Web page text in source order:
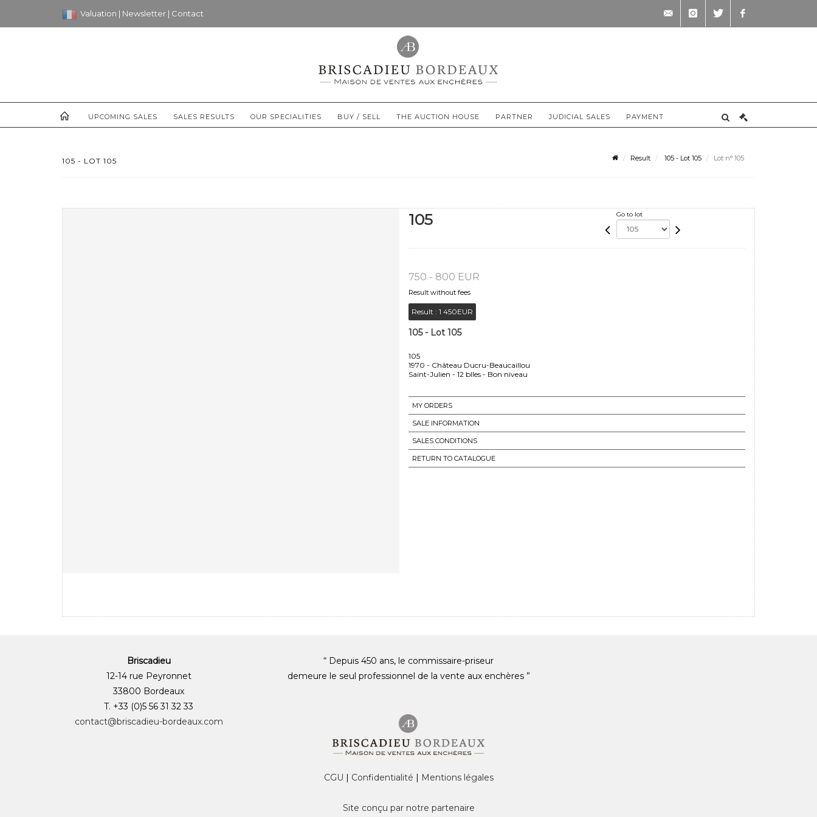
Valuation | Newsletter | Contact
UPCOMING SALES SALES RESULTS OUR SPECIALITIES BUY / SELL THE AUCTION HOUSE PARTNER JUDICIAL SALES PAYMENT
105 - LOT 105 Result 105 - Lot 105 Lot n° 105
105 Go to lot
750 - 800 EUR
Result without fees
Result : 1 450EUR
105 - Lot 105
105
1970 - Château Ducru-Beaucaillou
Saint-Julien - 12 blles - Bon niveau
MY ORDERS
SALE INFORMATION
SALES CONDITIONS
RETURN TO CATALOGUE
Briscadieu
12-14 rue Peyronnet
33800 Bordeaux
T. +33 (0)5 56 31 32 33
contact@briscadieu-bordeaux.com
“ Depuis 450 ans, le commissaire-priseur
demeure le seul professionnel de la vente aux enchères ”
CGU | Confidentialité | Mentions légales
Site conçu par notre partenaire